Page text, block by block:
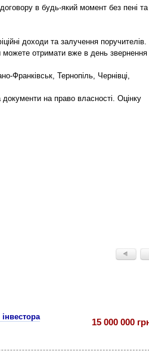
в будь-який момент без пені та
доходи та залучення поручителів.
можете отримати вже в день звернення
Франківськ, Тернопіль, Чернівці,
документи на право власності. Оцінку
15 000 000